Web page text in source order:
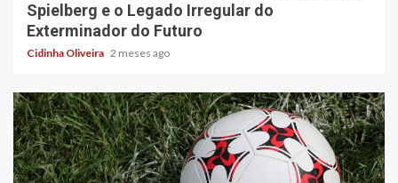
Spielberg e o Legado Irregular do
Exterminador do Futuro
Cidinha Oliveira 2 meses ago